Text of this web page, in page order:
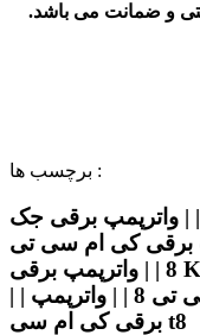
و ضمانت می باشد.
برچسب ها :
واترپمپ برقی کی ام سی تی 8 | | واترپمپ برقی جک
برقی کی ام سی تی
8 | | واترپمپ برقی KMC T8 | | واترپمپ برقی JAC T8
| | واترپمپ برقی اصلی کی ام سی تی 8 | | واترپمپ
برقی کی ام سی t8